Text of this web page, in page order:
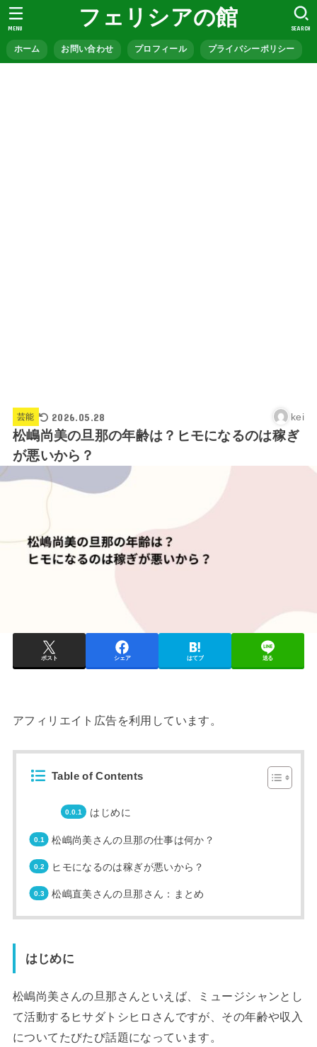
フェリシアの館
ホーム お問い合わせ プロフィール プライバシーポリシー
SEARCH
MENU
芸能 2026.05.28 kei
松嶋尚美の旦那の年齢は？ヒモになるのは稼ぎ
が悪いから？
ポスト シェア はてブ 送る
アフィリエイト広告を利用しています。
Table of Contents
はじめに
松嶋尚美さんの旦那の仕事は何か？
ヒモになるのは稼ぎが悪いから？
松嶋直美さんの旦那さん：まとめ
はじめに
松嶋尚美さんの旦那さんといえば、ミュージシャンとし
て活動するヒサダトシヒロさんですが、その年齢や収入
についてたびたび話題になっています。